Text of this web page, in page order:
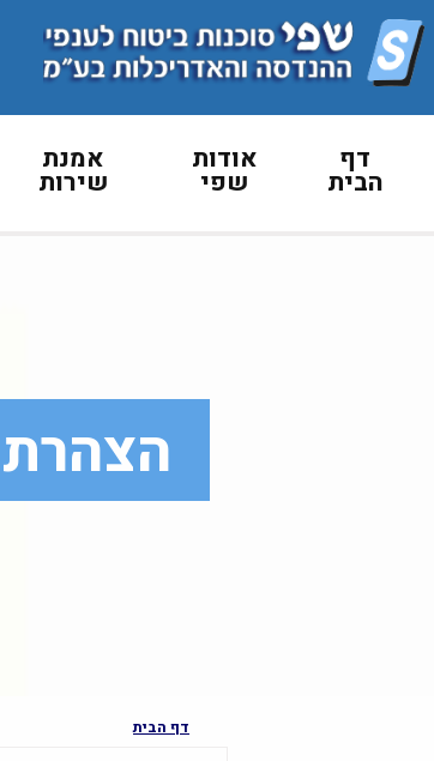
דף
הבית
אודות
שפי
אמנת
שירות
דף הבית